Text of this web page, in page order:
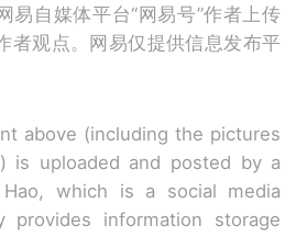
易自媒体平台“网易号”作者上传
者观点。网易仅提供信息发布平
above (including the pictures
is uploaded and posted by a
which is a social media
provides information storage